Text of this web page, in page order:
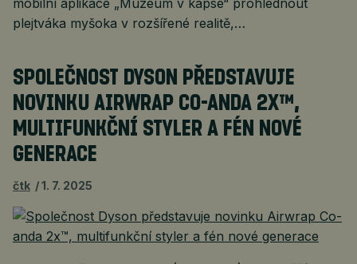
plejtváka myšoka v rozšířené realitě,…
SPOLEČNOST DYSON PŘEDSTAVUJE
NOVINKU AIRWRAP CO-ANDA 2X™,
MULTIFUNKČNÍ STYLER A FÉN NOVÉ
GENERACE
čtk 1. 7. 2025